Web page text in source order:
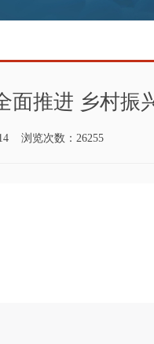
面推进 乡村振
浏览次数：26255